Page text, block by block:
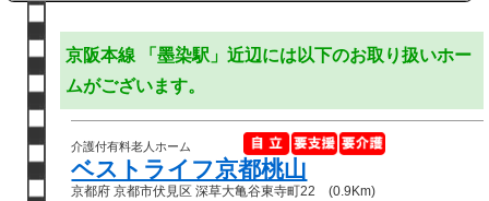
京阪本線 「墨染駅」近辺には以下のお取り扱いホー
ムがございます。
介護付有料老人ホーム
ベストライフ京都桃山
京都府 京都市伏見区 深草大亀谷東寺町22 (0.9Km)